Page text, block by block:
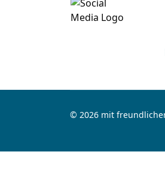
© 2026 mit